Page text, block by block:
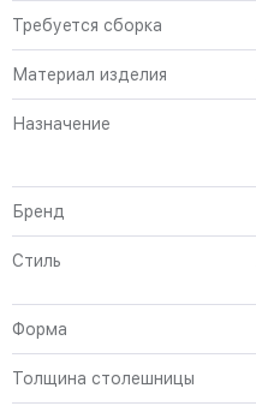
Требуется сборка
Материал изделия
Назначение
Бренд
Стиль
Форма
Толщина столешницы